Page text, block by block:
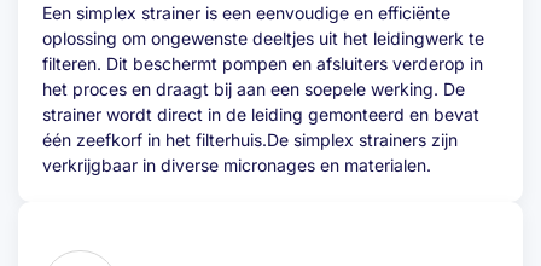
Een simplex strainer is een eenvoudige en efficiënte
oplossing om ongewenste deeltjes uit het leidingwerk te
filteren. Dit beschermt pompen en afsluiters verderop in
het proces en draagt bij aan een soepele werking. De
strainer wordt direct in de leiding gemonteerd en bevat
één zeefkorf in het filterhuis.De simplex strainers zijn
verkrijgbaar in diverse micronages en materialen.